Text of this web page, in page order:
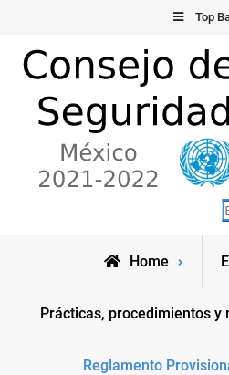
content
Top
Consejo de
Naciones
Home
Prácticas, procedimientos y
Reglamento